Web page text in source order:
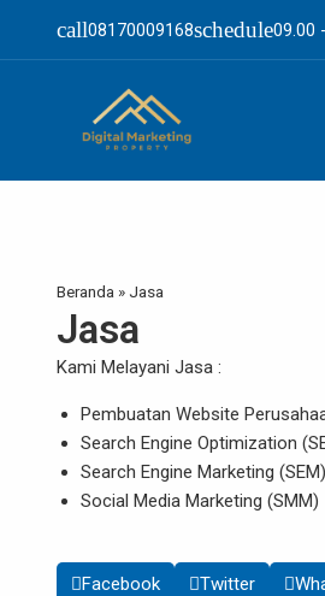
call08170009168schedule09.00
Beranda » Jasa
Jasa
Kami Melayani Jasa :
Pembuatan Website
Search Engine Optimization
Search Engine Marketing (SEM)
Social Media Marketing (SMM)
Facebook Twitter